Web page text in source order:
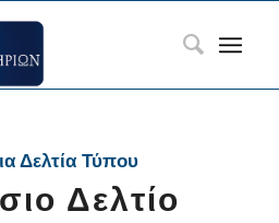
Δελτία Τύπου
Δελτίο